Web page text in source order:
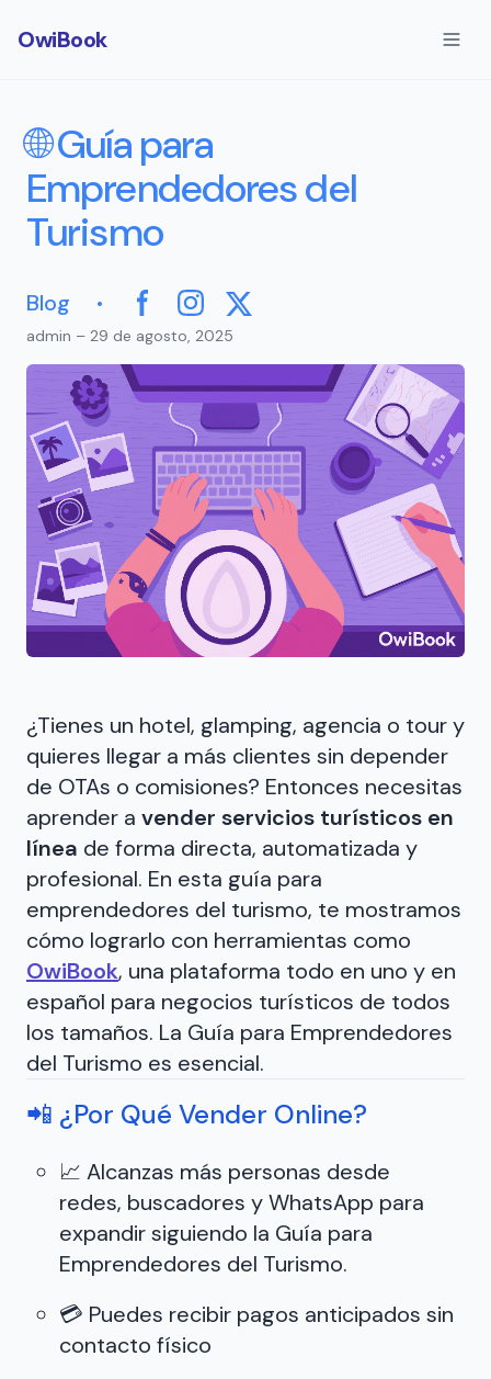
OwiBook
🌐 Guía para
Emprendedores del
Turismo
Blog · FacebookInstagram
X
admin – 29 de agosto, 2025
¿Tienes un hotel, glamping, agencia o tour y
quieres llegar a más clientes sin depender
de OTAs o comisiones? Entonces necesitas
aprender a vender servicios turísticos en
línea de forma directa, automatizada y
profesional. En esta guía para
emprendedores del turismo, te mostramos
cómo lograrlo con herramientas como
OwiBook, una plataforma todo en uno y en
español para negocios turísticos de todos
los tamaños. La Guía para Emprendedores
del Turismo es esencial.
📲 ¿Por Qué Vender Online?
📈 Alcanzas más personas desde
redes, buscadores y WhatsApp para
expandir siguiendo la Guía para
Emprendedores del Turismo.
💳 Puedes recibir pagos anticipados sin
contacto físico